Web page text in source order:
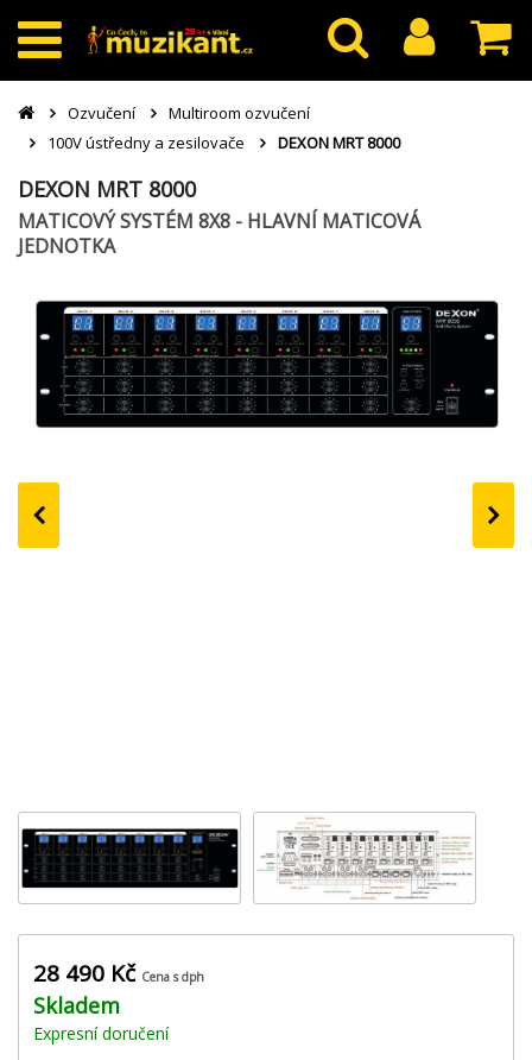
Ozvučení
Multiroom ozvučení
100V ústředny a zesilovače
DEXON MRT 8000
DEXON MRT 8000
MATICOVÝ SYSTÉM 8X8 - HLAVNÍ MATICOVÁ
JEDNOTKA
28 490 Kč Cena s dph
Skladem
Expresní doručení